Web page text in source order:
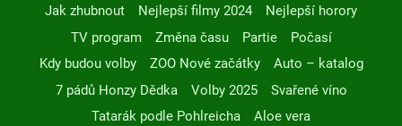
Jak zhubnout Nejlepší filmy 2024
Nejlepší horory
TV program
Změna času Partie
Počasí
Kdy budou volby
ZOO Nové začátky
Auto – katalog
7 pádů Honzy Dědka
Volby 2025
Svařené víno
Tatarák podle Pohlreicha
Aloe vera